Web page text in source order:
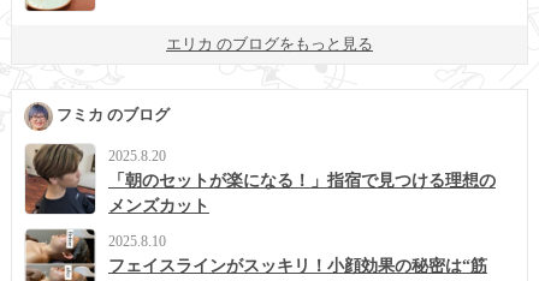
エリカ のブログをもっと見る
フミカ のブログ
2025.8.20
「朝のセットが楽になる！」指宿で見つける理想の
メンズカット
2025.8.10
フェイスラインがスッキリ！小顔効果の秘密は“筋